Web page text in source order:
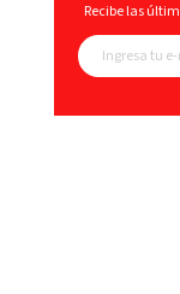
Recibe las